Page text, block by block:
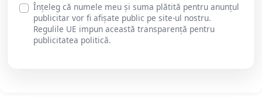
Înțeleg că numele meu și suma plătită pentru anunțul
publicitar vor fi afișate public pe site-ul nostru.
Regulile UE impun această transparență pentru
publicitatea politică.